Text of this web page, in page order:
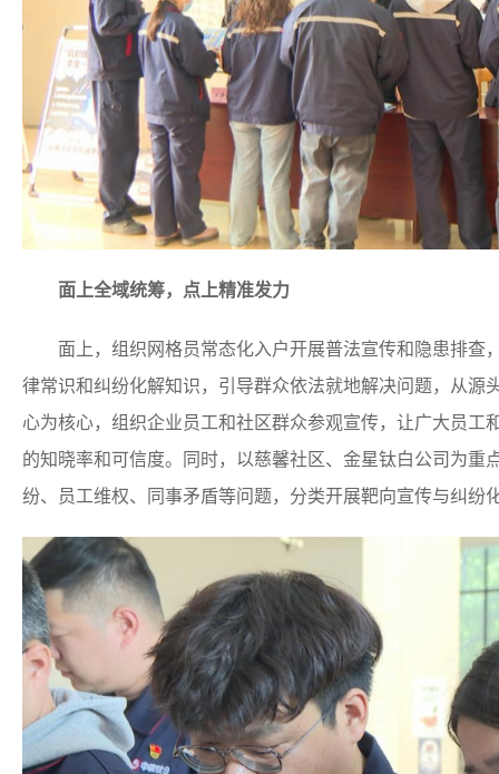
面上全域统筹，点上精准发力
面上，组织网格员常态化入户开展普法宣传和隐患排查
律常识和纠纷化解知识，引导群众依法就地解决问题，从源
心为核心，组织企业员工和社区群众参观宣传，让广大员
的知晓率和可信度。同时，以慈馨社区、金星钛白公司为
纷、员工维权、同事矛盾等问题，分类开展靶向宣传与纠纷